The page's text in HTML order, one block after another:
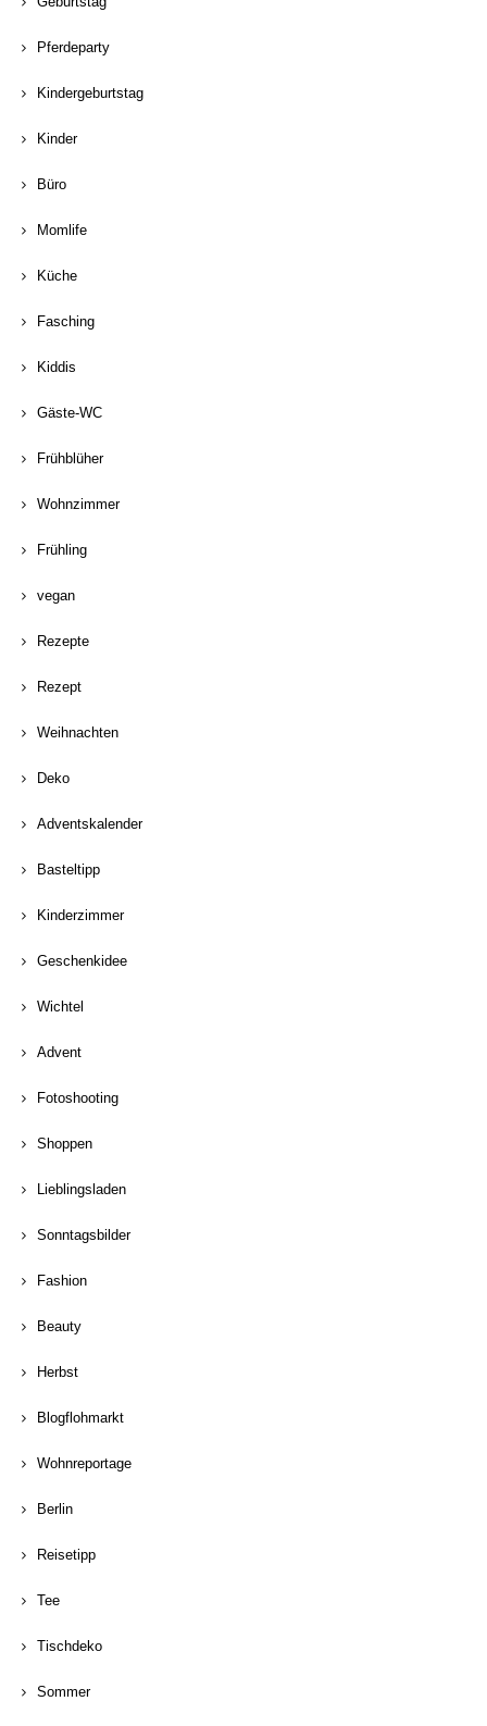
Pferdeparty
Kindergeburtstag
Kinder
Büro
Momlife
Küche
Fasching
Kiddis
Gäste-WC
Frühblüher
Wohnzimmer
Frühling
vegan
Rezepte
Rezept
Weihnachten
Deko
Adventskalender
Basteltipp
Kinderzimmer
Geschenkidee
Wichtel
Advent
Fotoshooting
Shoppen
Lieblingsladen
Sonntagsbilder
Fashion
Beauty
Herbst
Blogflohmarkt
Wohnreportage
Berlin
Reisetipp
Tee
Tischdeko
Sommer